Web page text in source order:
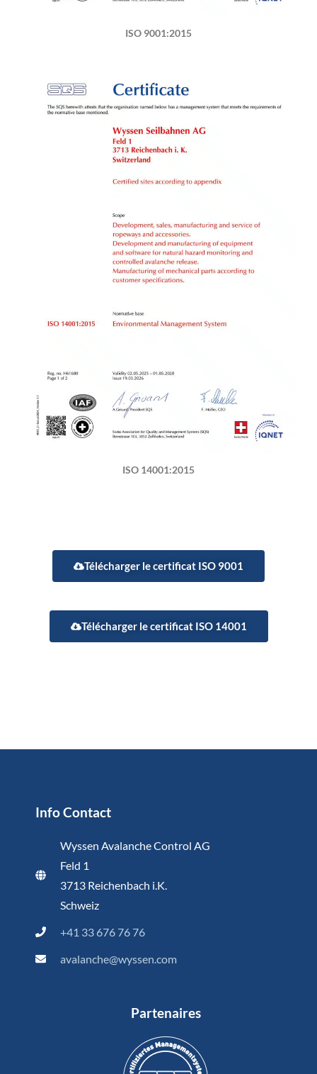
ISO 9001:2015
ISO 14001:2015
Télécharger le certificat ISO 9001
Télécharger le certificat ISO 14001
Info Contact
Wyssen Avalanche Control AG
Feld 1
3713 Reichenbach i.K.
Schweiz
+41 33 676 76 76
avalanche@wyssen.com
Partenaires